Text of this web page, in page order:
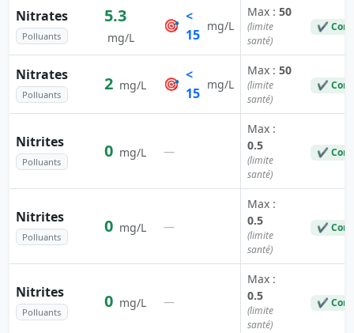
Nitrates
Polluants
5.3
mg/L
🎯
<
15
mg/L
Max : 50
(limite
santé)
✔
Nitrates
Polluants
2 mg/L 🎯
<
15
mg/L
Max : 50
(limite
santé)
✔
Nitrites
Polluants
0 mg/L —
Max :
0.5
(limite
santé)
✔
Nitrites
Polluants
0 mg/L —
Max :
0.5
(limite
santé)
✔
Nitrites
Polluants
0 mg/L —
Max :
0.5
(limite
santé)
✔